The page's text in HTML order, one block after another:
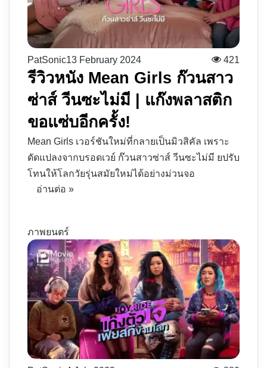
PatSonic13 February 2024 421
รีวิวหนัง Mean Girls ก๊วนสาว
ซ่าส์ วีนซะไม่มี | แก๊งพลาสติก
ขอแซ่บอีกครั้ง!
Mean Girls เวอร์ชันใหม่ที่กลายเป็นมิวสิคัล เพราะ
ดัดแปลงจากบรอดเวย์ ก๊วนสาวซ่าส์ วีนซะไม่มี ยปรับ
โทนให้โลกวัยรุ่นสมัยใหม่ได้อย่างม่วนจอ
อ่านต่อ »
ภาพยนตร์